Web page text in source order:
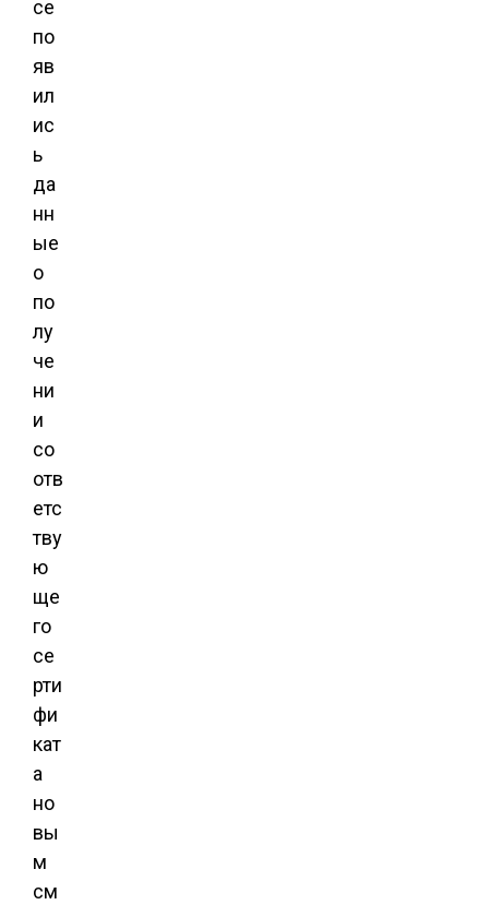
ce
по
яв
ил
ис
ь
да
нн
ые
о
по
лу
че
ни
и
со
отв
етс
тву
ю
ще
го
се
рти
фи
кат
а
но
вы
м
см